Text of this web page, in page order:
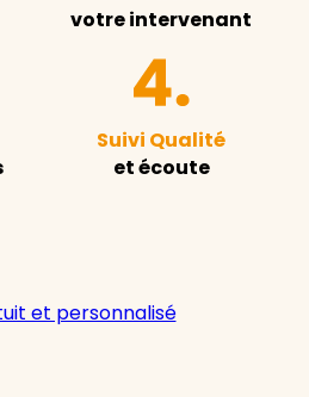
votre intervenant
Suivi Qualité
et écoute
et personnalisé